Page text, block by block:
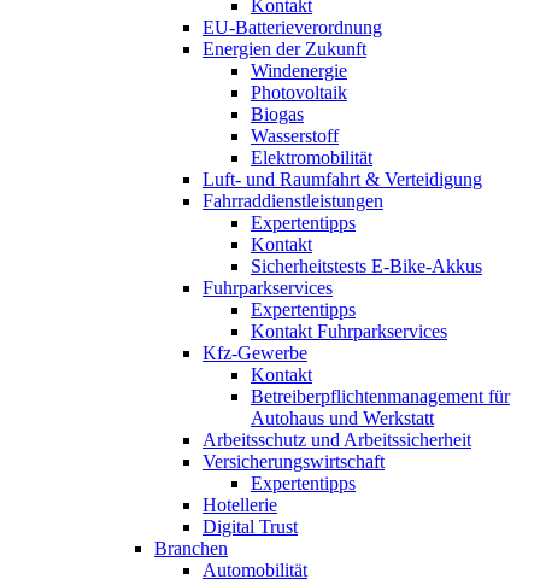
Kontakt
EU-Batterieverordnung
Energien der Zukunft
Windenergie
Photovoltaik
Biogas
Wasserstoff
Elektromobilität
Luft- und Raumfahrt & Verteidigung
Fahrraddienstleistungen
Expertentipps
Kontakt
Sicherheitstests E-Bike-Akkus
Fuhrparkservices
Expertentipps
Kontakt Fuhrparkservices
Kfz-Gewerbe
Kontakt
Betreiberpflichtenmanagement für
Autohaus und Werkstatt
Arbeitsschutz und Arbeitssicherheit
Versicherungswirtschaft
Expertentipps
Hotellerie
Digital Trust
Branchen
Automobilität